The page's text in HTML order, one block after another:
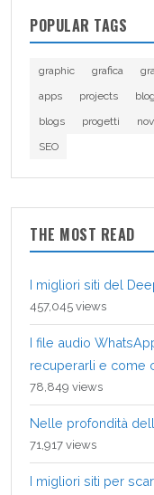
POPULAR TAGS
graphic grafica
apps
projects
blogs
progetti
SEO
THE MOST READ
I migliori siti del
457,045 views
I file audio
recuperarli e come
78,849 views
Nelle profondità
71,917 views
I migliori siti per